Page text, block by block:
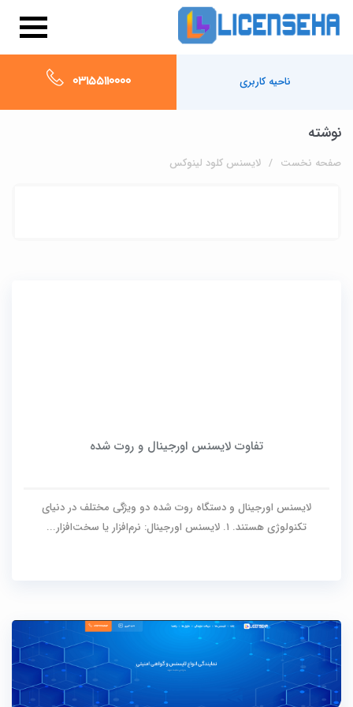
ناحیه کاربری 03155110000
نوشته
صفحه نخست لایسنس کلود لینوکس
تفاوت لایسنس اورجینال و روت شده
لایسنس اورجینال و دستگاه روت شده دو ویژگی مختلف در دنیای
تکنولوژی هستند. ۱. لایسنس اورجینال: نرم‌افزار یا سخت‌افزار...